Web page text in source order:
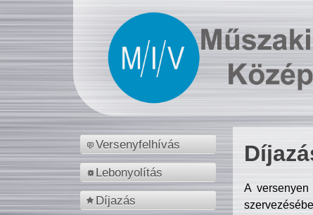
Versenyfelhívás
Lebonyolítás
Díjazás
A